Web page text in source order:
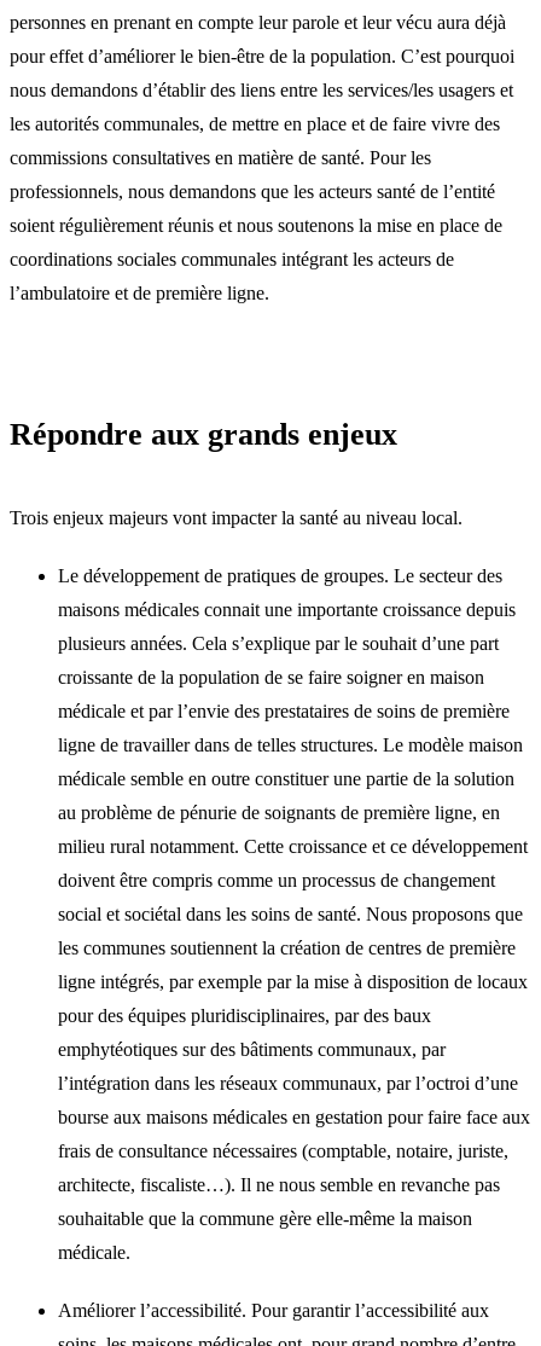
personnes en prenant en compte leur parole et leur vécu aura déjà
pour effet d’améliorer le bien-être de la population. C’est pourquoi
nous demandons d’établir des liens entre les services/les usagers et
les autorités communales, de mettre en place et de faire vivre des
commissions consultatives en matière de santé. Pour les
professionnels, nous demandons que les acteurs santé de l’entité
soient régulièrement réunis et nous soutenons la mise en place de
coordinations sociales communales intégrant les acteurs de
l’ambulatoire et de première ligne.
Répondre aux grands enjeux
Trois enjeux majeurs vont impacter la santé au niveau local.
Le développement de pratiques de groupes. Le secteur des
maisons médicales connait une importante croissance depuis
plusieurs années. Cela s’explique par le souhait d’une part
croissante de la population de se faire soigner en maison
médicale et par l’envie des prestataires de soins de première
ligne de travailler dans de telles structures. Le modèle maison
médicale semble en outre constituer une partie de la solution
au problème de pénurie de soignants de première ligne, en
milieu rural notamment. Cette croissance et ce développement
doivent être compris comme un processus de changement
social et sociétal dans les soins de santé. Nous proposons que
les communes soutiennent la création de centres de première
ligne intégrés, par exemple par la mise à disposition de locaux
pour des équipes pluridisciplinaires, par des baux
emphytéotiques sur des bâtiments communaux, par
l’intégration dans les réseaux communaux, par l’octroi d’une
bourse aux maisons médicales en gestation pour faire face aux
frais de consultance nécessaires (comptable, notaire, juriste,
architecte, fiscaliste…). Il ne nous semble en revanche pas
souhaitable que la commune gère elle-même la maison
médicale.
Améliorer l’accessibilité. Pour garantir l’accessibilité aux